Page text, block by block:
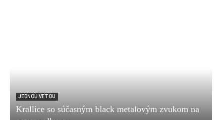
JEDNOU VETOU
Krallice so súčasným black metalovým zvukom na